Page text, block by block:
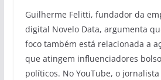
Guilherme Felitti, fundador da
digital Novelo Data, argumenta
foco também está relacionada a
que atingem influenciadores
políticos. No YouTube, o